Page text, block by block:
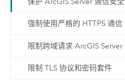
强制使用严格的 HTTPS 通信
限制跨域请求 ArcGIS Server
限制 TLS 协议和密码套件